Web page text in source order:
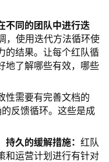
不同的团队中进行迭
，使用迭代方法循环使
的结果。让每个红队循
地了解哪些有效，哪些
性需要有完善文档的
反馈循环。这些是成
久的缓解措施： 红队
和运营计划进行有针对